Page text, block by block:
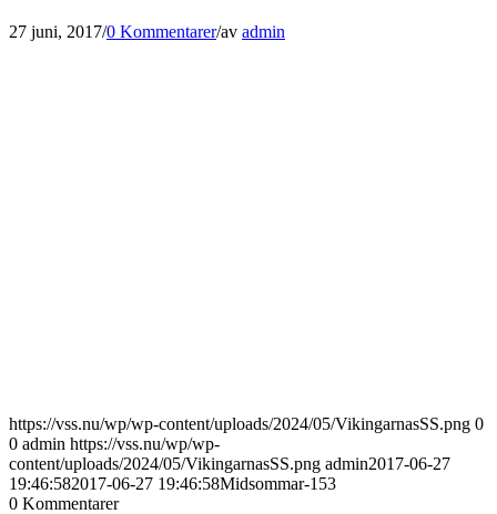
27 juni, 2017/0 Kommentarer/av admin
https://vss.nu/wp/wp-content/uploads/2024/05/VikingarnasSS.png 0
0 admin https://vss.nu/wp/wp-
content/uploads/2024/05/VikingarnasSS.png admin2017-06-27
19:46:582017-06-27 19:46:58Midsommar-153
0 Kommentarer